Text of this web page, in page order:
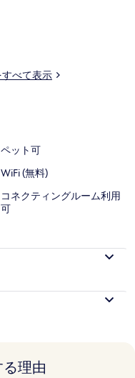
べて表示
ペット可
WiFi (無料)
コネクティングルーム利用
可
理由